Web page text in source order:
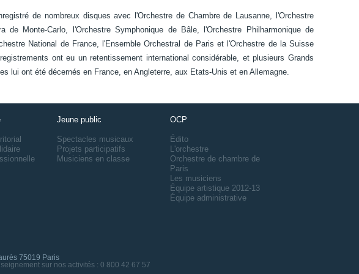
de nombreux disques avec l'Orchestre de Chambre de Lausanne, l'Orchestre
de Monte-Carlo, l'Orchestre Symphonique de Bâle, l'Orchestre Philharmonique de
National de France, l'Ensemble Orchestral de Paris et l'Orchestre de la Suisse
ont eu un retentissement international considérable, et plusieurs Grands
lui ont été décernés en France, en Angleterre, aux Etats-Unis et en Allemagne.
Jeune public
Spectacles musicaux
Projets participatifs
Musiciens en classe
OCP
Édito
L'orchestre
Orchestre de chambre de
Paris
Les musiciens
Équipe artistique 2012-13
Équipe administrative
75019 Paris
sur nos activités : 0 800 42 67 57